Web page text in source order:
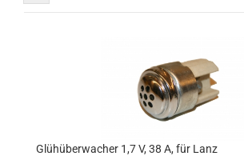
Glühüberwacher 1,7 V, 38 A, für Lanz